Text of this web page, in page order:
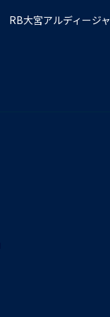
RB大宮アルディージャ